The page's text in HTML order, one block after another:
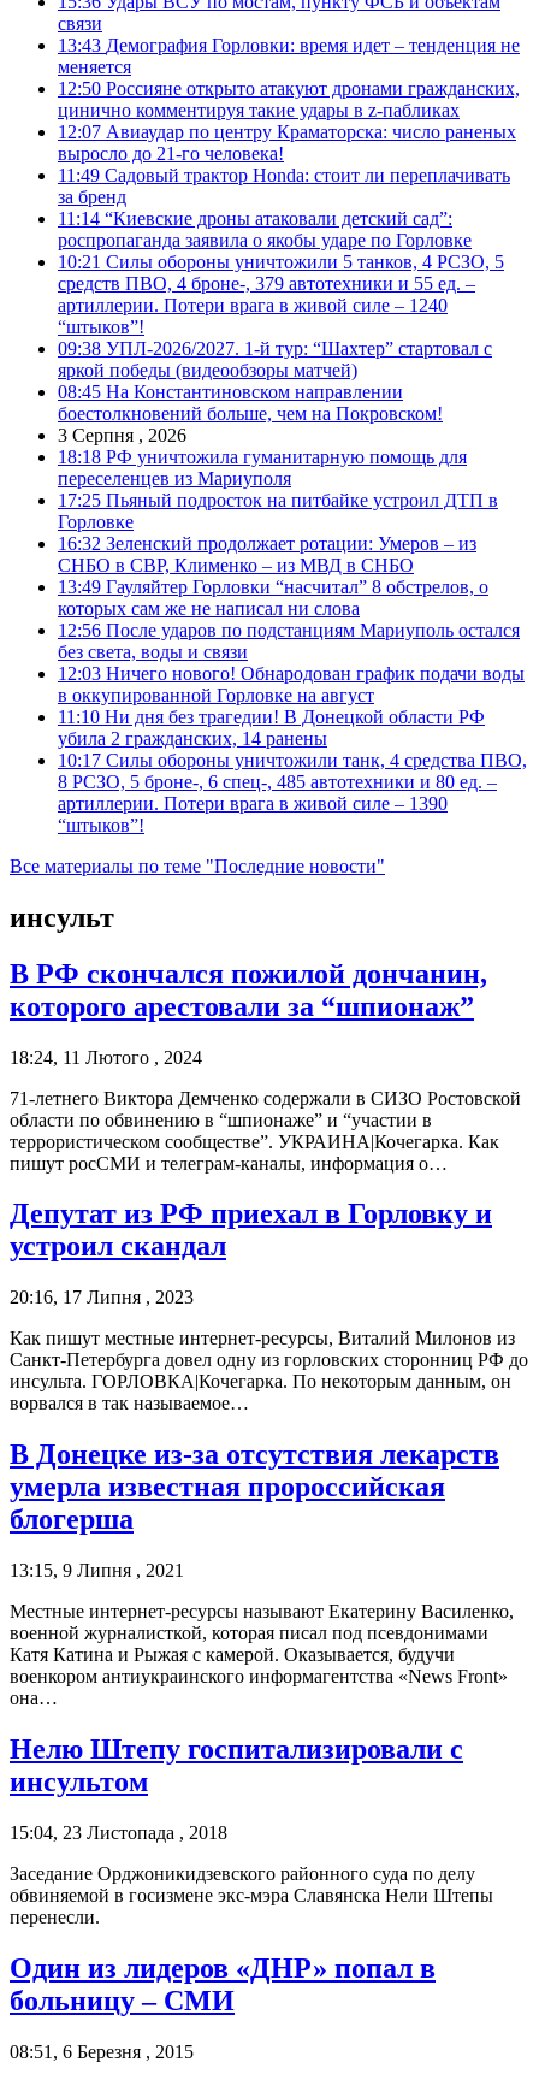
связи
13:43 Демография Горловки: время идет – тенденция не
меняется
12:50 Россияне открыто атакуют дронами гражданских,
цинично комментируя такие удары в z-пабликах
12:07 Авиаудар по центру Краматорска: число раненых
выросло до 21-го человека!
11:49 Садовый трактор Honda: стоит ли переплачивать
за бренд
11:14 “Киевские дроны атаковали детский сад”:
роспропаганда заявила о якобы ударе по Горловке
10:21 Силы обороны уничтожили 5 танков, 4 РСЗО, 5
средств ПВО, 4 броне-, 379 автотехники и 55 ед. –
артиллерии. Потери врага в живой силе – 1240
“штыков”!
09:38 УПЛ-2026/2027. 1-й тур: “Шахтер” стартовал с
яркой победы (видеообзоры матчей)
08:45 На Константиновском направлении
боестолкновений больше, чем на Покровском!
3 Серпня , 2026
18:18 РФ уничтожила гуманитарную помощь для
переселенцев из Мариуполя
17:25 Пьяный подросток на питбайке устроил ДТП в
Горловке
16:32 Зеленский продолжает ротации: Умеров – из
СНБО в СВР, Клименко – из МВД в СНБО
13:49 Гауляйтер Горловки “насчитал” 8 обстрелов, о
которых сам же не написал ни слова
12:56 После ударов по подстанциям Мариуполь остался
без света, воды и связи
12:03 Ничего нового! Обнародован график подачи воды
в оккупированной Горловке на август
11:10 Ни дня без трагедии! В Донецкой области РФ
убила 2 гражданских, 14 ранены
10:17 Силы обороны уничтожили танк, 4 средства ПВО,
8 РСЗО, 5 броне-, 6 спец-, 485 автотехники и 80 ед. –
артиллерии. Потери врага в живой силе – 1390
“штыков”!
Все материалы по теме "Последние новости"
инсульт
В РФ скончался пожилой дончанин,
которого арестовали за “шпионаж”
18:24, 11 Лютого , 2024
71-летнего Виктора Демченко содержали в СИЗО Ростовской
области по обвинению в “шпионаже” и “участии в
террористическом сообществе”. УКРАИНА|Кочегарка. Как
пишут росСМИ и телеграм-каналы, информация о…
Депутат из РФ приехал в Горловку и
устроил скандал
20:16, 17 Липня , 2023
Как пишут местные интернет-ресурсы, Виталий Милонов из
Санкт-Петербурга довел одну из горловских сторонниц РФ до
инсульта. ГОРЛОВКА|Кочегарка. По некоторым данным, он
ворвался в так называемое…
В Донецке из-за отсутствия лекарств
умерла известная пророссийская
блогерша
13:15, 9 Липня , 2021
Местные интернет-ресурсы называют Екатерину Василенко,
военной журналисткой, которая писал под псевдонимами
Катя Катина и Рыжая с камерой. Оказывается, будучи
военкором антиукраинского информагентства «News Front»
она…
Нелю Штепу госпитализировали с
инсультом
15:04, 23 Листопада , 2018
Заседание Орджоникидзевского районного суда по делу
обвиняемой в госизмене экс-мэра Славянска Нели Штепы
перенесли.
Один из лидеров «ДНР» попал в
больницу – СМИ
08:51, 6 Березня , 2015